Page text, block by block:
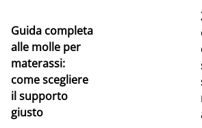
Guida completa
alle molle per
materassi:
come scegliere
il supporto
giusto